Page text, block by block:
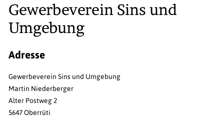
Gewerbeverein Sins und
Umgebung
Adresse
Gewerbeverein Sins und Umgebung
Martin Niederberger
Alter Postweg 2
5647 Oberrüti